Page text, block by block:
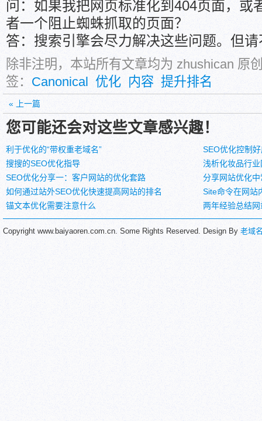
问：如果我把网页标准化到404页面，或
者一个阻止蜘蛛抓取的页面？
答：搜索引擎会尽力解决这些问题。但
除非注明，本站所有文章均为 zhushican 原
签： Canonical 优化 内容 提升排名
« 上一篇
您可能还会对这些文章感兴趣！
利于优化的“带权重老域名”
SEO优化控制
搜搜的SEO优化指导
浅析化妆品行
SEO优化分享一：客户网站的优化套路
分享网站优化
如何通过站外SEO优化快速提高网站的排名
Site命令在网站
锚文本优化需要注意什么
两年经验总结
Copyright www.baiyaoren.com.cn. Some Rights Reserved. Design By 老域